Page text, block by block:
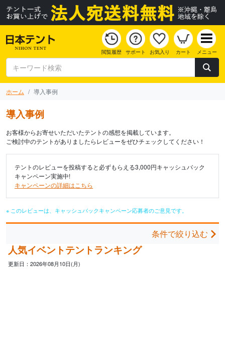
閲覧履歴 サポート お気入り カート メニュー
ホーム 導入事例
導入事例
お客様からお寄せいただいたテントの感想を掲載しています。
ご検討中のテントがありましたらレビューをぜひチェックしてください！
テントのレビューを投稿すると必ずもらえる3,000円キャッシュバック
キャンペーン実施中!
キャンペーンの詳細はこちら
※ このレビューは、キャッシュバックキャンペーン応募者のご意見です。
条件で絞り込む
人気イベントテントランキング
更新日：2026年08月10日(月)